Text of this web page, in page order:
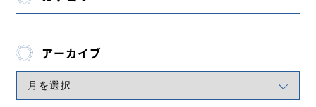
アーカイブ